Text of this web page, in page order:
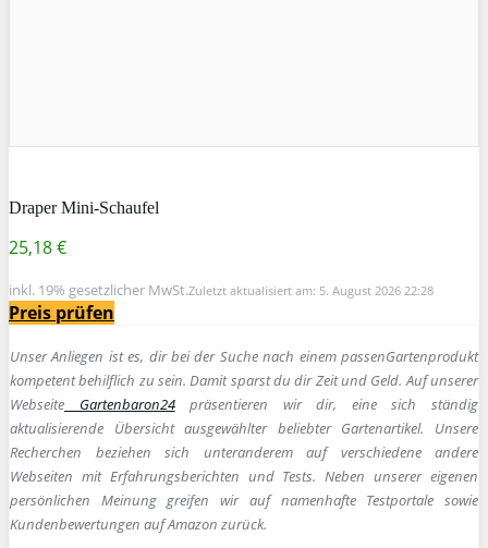
Draper Mini-Schaufel
25,18 €
inkl. 19% gesetzlicher MwSt.Zuletzt aktualisiert am: 5. August 2026 22:28
Preis prüfen
Unser Anliegen ist es, dir bei der Suche nach einem passenGartenprodukt
kompetent behilflich zu sein.Damit sparst du dir Zeit und Geld. Auf unserer
Webseite Gartenbaron24präsentieren wir dir, eine sich ständig
aktualisierende Übersicht ausgewählter beliebter Gartenartikel. Unsere
Recherchen beziehen sich unteranderem auf verschiedene andere
Webseiten mit Erfahrungsberichten und Tests. Neben unserer eigenen
persönlichen Meinung greifen wir auf namenhafte Testportale sowie
Kundenbewertungen auf Amazon zurück.